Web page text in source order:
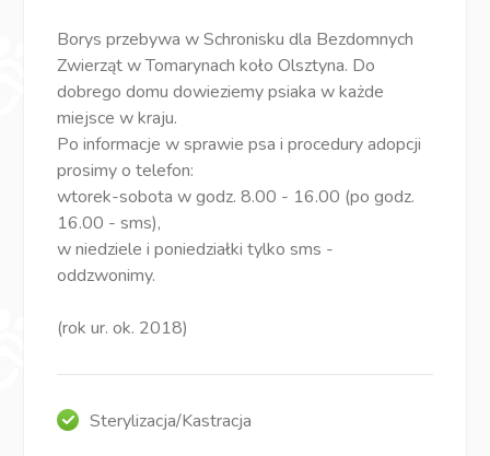
Borys przebywa w Schronisku dla Bezdomnych
Zwierząt w Tomarynach koło Olsztyna. Do
dobrego domu dowieziemy psiaka w każde
miejsce w kraju.
Po informacje w sprawie psa i procedury adopcji
prosimy o telefon:
wtorek-sobota w godz. 8.00 - 16.00 (po godz.
16.00 - sms),
w niedziele i poniedziałki tylko sms -
oddzwonimy.
(rok ur. ok. 2018)
Sterylizacja/Kastracja